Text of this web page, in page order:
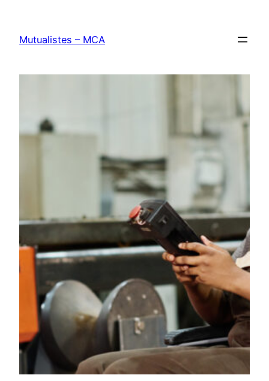
contenu
Mutualistes – MCA